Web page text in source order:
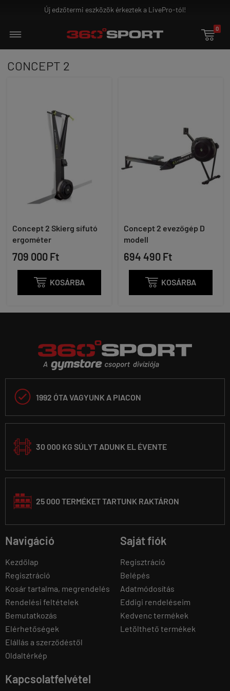
Új edzőtermi eszközök érkeztek a LivePro-tól!

0
CONCEPT 2
Concept 2 Skierg sífutó
ergométer
709 000 Ft
 KOSÁRBA
Concept 2 evezőgép D
modell
694 490 Ft
 KOSÁRBA
 1992 ÓTA VAGYUNK A PIACON
30 000 KG SÚLYT ADUNK EL ÉVENTE
25 000 TERMÉKET TARTUNK RAKTÁRON
Navigáció
Kezdőlap
Regisztráció
Kosár tartalma, megrendelés
Rendelési feltételek
Bemutatkozás
Elérhetőségek
Elállás a szerződéstől
Oldaltérkép
Saját fiók
Regisztráció
Belépés
Adatmódosítás
Eddigi rendeléseim
Kedvenc termékek
Letölthető termékek
Kapcsolatfelvétel